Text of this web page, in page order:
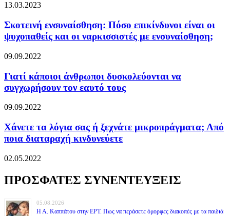
13.03.2023
Σκοτεινή ενσυναίσθηση: Πόσο επικίνδυνοι είναι οι
ψυχοπαθείς και οι ναρκισσιστές με ενσυναίσθηση;
09.09.2022
Γιατί κάποιοι άνθρωποι δυσκολεύονται να
συγχωρήσουν τον εαυτό τους
09.09.2022
Χάνετε τα λόγια σας ή ξεχνάτε μικροπράγματα; Από
ποια διαταραχή κινδυνεύετε
02.05.2022
ΠΡΟΣΦΑΤΕΣ ΣΥΝΕΝΤΕΥΞΕΙΣ
05.08.2026
Η Α. Καππάτου στην ΕΡΤ. Πως να περάσετε όμορφες διακοπές με τα παιδιά